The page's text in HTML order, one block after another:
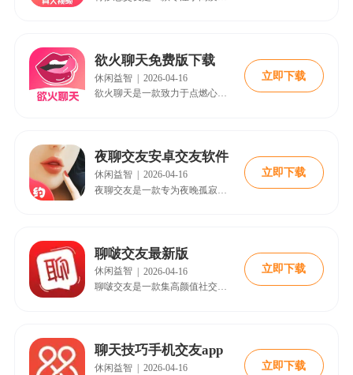
欲火聊天免费版下载
休闲益智
2026-04-16
欲火聊天是一款致力于点燃心动火花的在线交友社区，专为期待激情互动与深度畅聊的用户量身打造。通过智能算法匹配志趣相投的灵魂，软件营造出安全且私密的对话环境，让每一次交谈都充满可能。无论你是寻求深夜情感慰藉还是渴望甜蜜互动升温，这里都能助你勇敢追爱，遇见那位让你心跳加速的特别存在。
立即下载
夜聊交友安卓交友软件
休闲益智
2026-04-16
立即下载
聊啵交友最新版
休闲益智
2026-04-16
聊啵交友是一款集高颜值社交与趣味互动于一体的即时通信应用，为用户带来玩不腻的新鲜交友体验。软件全新升级了丰富多彩的闲聊玩法与朋友圈互动功能，支持语音视频与文字消息随心切换，让沟通不再单调。用户可以在此尽情展示生活瞬间，结识志趣相投的朋友，每一天都能收获意想不到的社交乐趣与视觉享受。
立即下载
聊天技巧手机交友app
休闲益智
2026-04-16
立即下载